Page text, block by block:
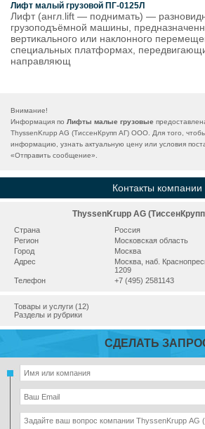
Лифт малый грузовой ПГ-0125Л
Лифт (англ.lift — поднимать) —
грузоподъёмной машины,
вертикального или наклонного
специальных платформах,
направляющ
Внимание!
Информация по Лифты малые грузовые
ThyssenKrupp AG (ТиссенКрупп АГ) ООО. Для того,
информацию, узнать актуальную цену или условия
«Отправить сообщение».
Контакты компании
ThyssenKrupp AG
Страна
Россия
Регион
Московская область
Город
Москва
Адрес
Москва, наб.
1209
Телефон
+7 (495) 2581143
Товары и услуги (12)
Разделы и рубрики
СДЕЛАТЬ